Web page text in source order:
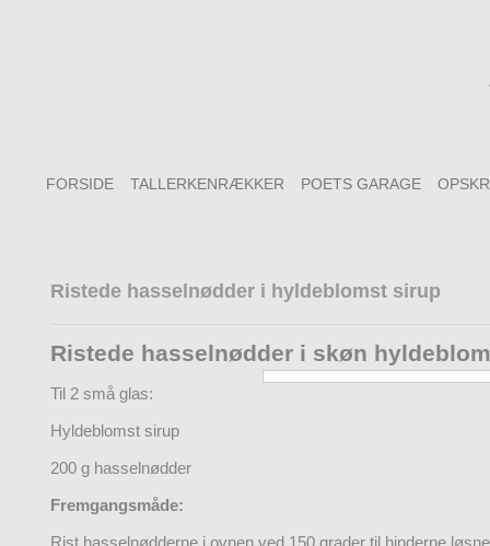
FORSIDE TALLERKENRÆKKER POETS GARAGE
Ristede hasselnødder i hyldeblomst sirup
Ristede hasselnødder i skøn
Til 2 små glas:
Hyldeblomst sirup
200 g hasselnødder
Fremgangsmåde:
Rist hasselnødderne i ovnen ved 150 grader til hinderne